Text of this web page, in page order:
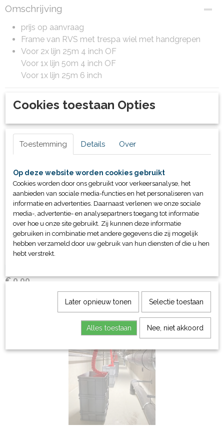
Productcode
80250.1
Bruto gewicht
650,00 Kg
Omschrijving
prijs op aanvraag
Frame van RVS met trespa wiel met handgrepen
Voor 2x lijn 25m 4 inch OF
Voor 1x lijn 50m 4 inch OF
Voor 1x lijn 25m 6 inch
Ook interessant
€ 0,00
Cookies toestaan Opties
Toestemming Details Over
Op deze website worden cookies gebruikt
Cookies worden door ons gebruikt voor verkeersanalyse, het
aanbieden van sociale media-functies en het personaliseren van
informatie en advertenties. Daarnaast verlenen we onze sociale
media-, advertentie- en analysepartners toegang tot informatie
over hoe u onze site gebruikt. Zij kunnen deze informatie
gebruiken in combinatie met andere gegevens die zij mogelijk
hebben verzameld door uw gebruik van hun diensten of die u hen
hebt verstrekt.
Later opnieuw tonen Selectie toestaan
Alles toestaan Nee, niet akkoord